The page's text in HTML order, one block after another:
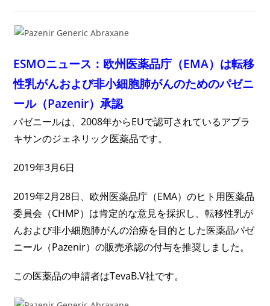
ESMOニュース：欧州医薬品庁（EMA）は転移
性乳がんおよび非小細胞肺がんのためのパゼニ
ール（Pazenir）承認
パゼニールは、2008年からEUで認可されているアブラ
キサンのジェネリック医薬品です。
2019年3月6日
2019年2月28日、欧州医薬品庁（EMA）のヒト用医薬品
委員会（CHMP）は肯定的な意見を採択し、転移性乳が
んおよび非小細胞肺がんの治療を目的とした医薬品パゼ
ニール（Pazenir）の販売承認の付与を推奨しました。
この医薬品の申請者はTevaB.V社です。